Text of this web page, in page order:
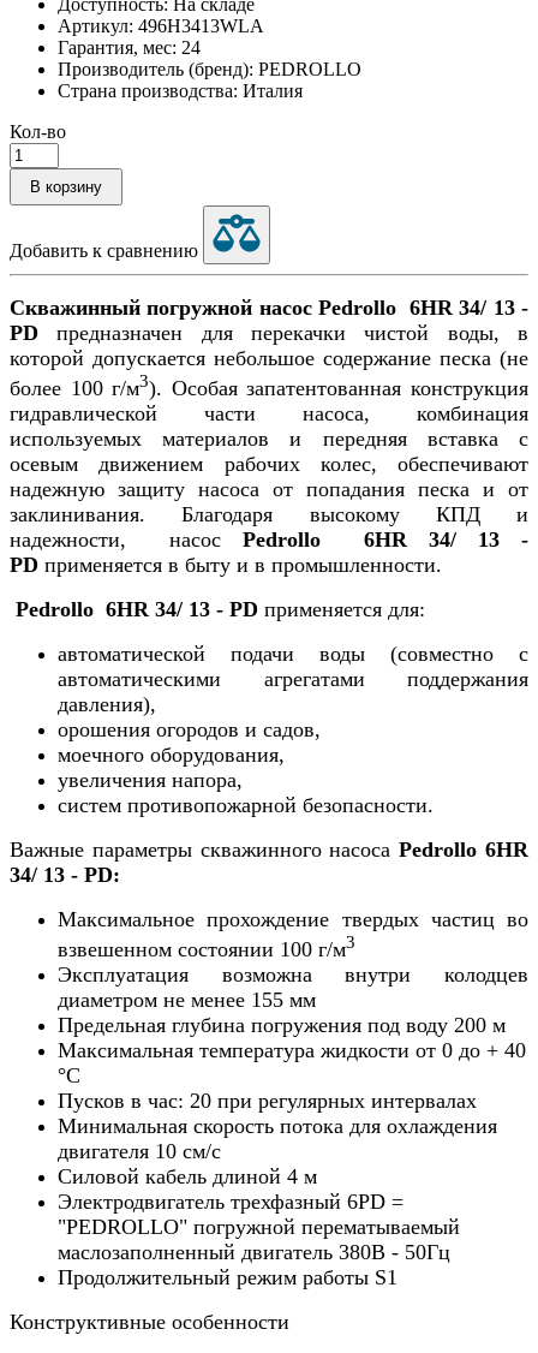
Доступность: На складе
Артикул: 496H3413WLA
Гарантия, мес: 24
Производитель (бренд): PEDROLLO
Страна производства: Италия
Кол-во
В корзину
Добавить к сравнению
Скважинный погружной насос Pedrollo 6HR 34/ 13 -
PD предназначен для перекачки чистой воды, в
которой допускается небольшое содержание песка (не
более 100 г/м3). Особая запатентованная конструкция
гидравлической части насоса, комбинация
используемых материалов и передняя вставка с
осевым движением рабочих колес, обеспечивают
надежную защиту насоса от попадания песка и от
заклинивания. Благодаря высокому КПД и
надежности, насос Pedrollo 6HR 34/ 13 -
PD применяется в быту и в промышленности.
Pedrollo 6HR 34/ 13 - PD применяется для:
автоматической подачи воды (совместно с
автоматическими агрегатами поддержания
давления),
орошения огородов и садов,
моечного оборудования,
увеличения напора,
систем противопожарной безопасности.
Важные параметры скважинного насосаPedrollo 6HR
34/ 13 - PD:
Максимальное прохождение твердых частиц во
взвешенном состоянии 100 г/м3
Эксплуатация возможна внутри колодцев
диаметром не менее 155 мм
Предельная глубина погружения под воду 200 м
Максимальная температура жидкости от 0 до + 40
°С
Пусков в час: 20 при регулярных интервалах
Минимальная скорость потока для охлаждения
двигателя 10 см/с
Силовой кабель длиной 4 м
Электродвигатель трехфазный 6PD =
"PEDROLLO" погружной перематываемый
маслозаполненный двигатель 380В - 50Гц
Продолжительный режим работы S1
Конструктивные особенности